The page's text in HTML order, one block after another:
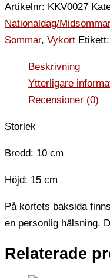
Artikelnr: KKV0027
Nationaldag/Midsommar
Sommar, Vykort Etikett:
Beskrivning
Ytterligare
Recensioner (0)
Storlek
Bredd: 10 cm
Höjd: 15 cm
På kortets baksida
en personlig hälsning.
Relaterade